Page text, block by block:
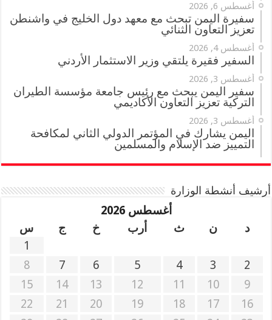
أغسطس 6, 2026
سفيرة اليمن تبحث مع معهد دول الخليج في واشنطن
تعزيز التعاون الثنائي
أغسطس 4, 2026
السفير فقيرة يلتقي وزير الاستثمار الأردني
أغسطس 3, 2026
سفير اليمن يبحث مع رئيس جامعة مؤسسة الطيران
التركية تعزيز التعاون الأكاديمي
أغسطس 3, 2026
اليمن يشارك في المؤتمر الدولي الثاني لمكافحة
التمييز ضد الإسلام والمسلمين
أرشيف أنشطة الوزارة
أغسطس 2026
د
ن ث أرب خ ج
س
1
2
3
4
5
6
7
8
9
10
11
12
13
14
15
16
17
18
19
20
21
22